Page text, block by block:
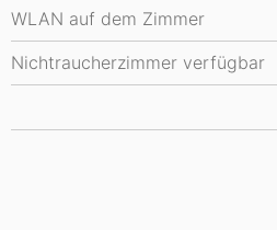
WLAN auf dem Zimmer
Nichtraucherzimmer verfügbar